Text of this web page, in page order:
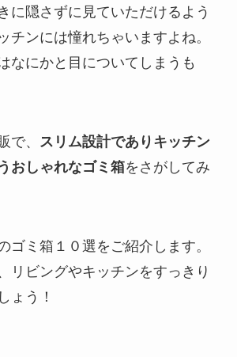
に隠さずに見ていただけるよう
チンには憧れちゃいますよね。
なにかと目についてしまうも
で、 スリム設計でありキッチン
おしゃれなゴミ箱をさがしてみ
ゴミ箱１０選をご紹介します。
リビングやキッチンをすっきり
ょう！